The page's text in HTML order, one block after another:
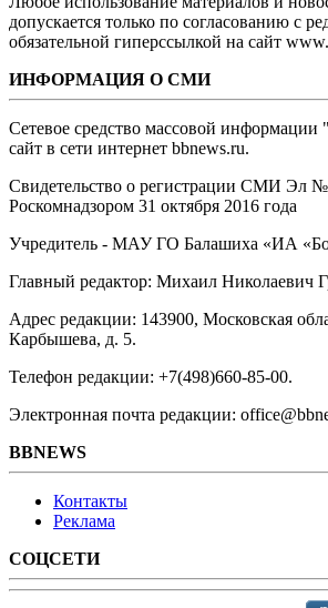
допускается только по согласованию с
обязательной гиперссылкой на сайт
ИНФОРМАЦИЯ О СМИ
Сетевое средство массовой
сайт в сети интернет bbnews.ru.
Свидетельство о регистрации СМИ Эл
Роскомнадзором 31 октября 2016 года
Учредитель - МАУ ГО Балашиха «ИА
Главный редактор: Михаил Николаевич
Адрес редакции: 143900, Московская
Карбышева, д. 5.
Телефон редакции: +7(498)660-85-00.
Электронная почта редакции:
BBNEWS
Контакты
Реклама
СОЦСЕТИ